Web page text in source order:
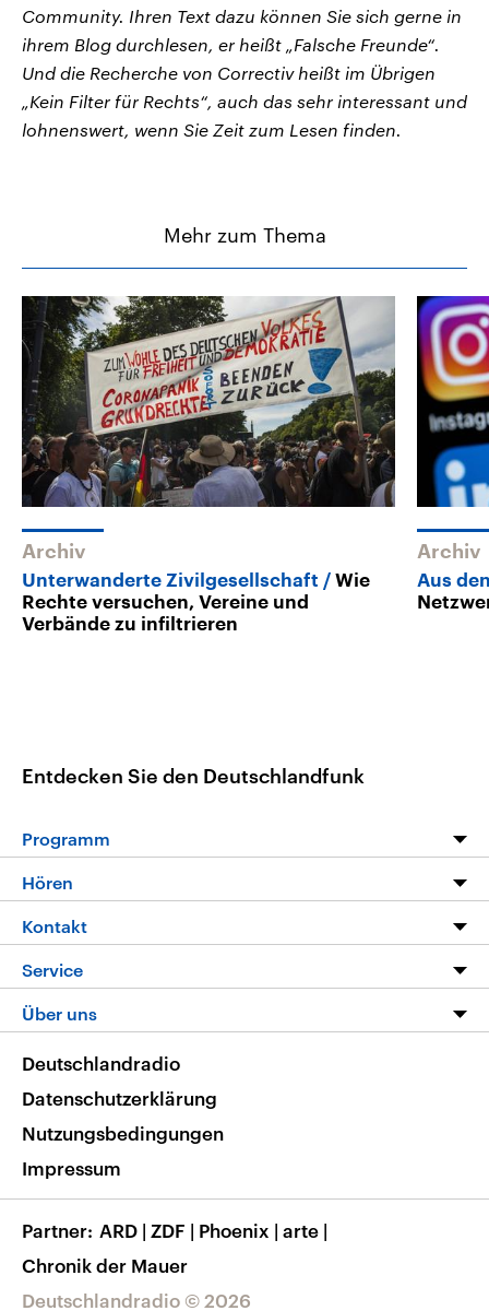
Community. Ihren Text dazu können Sie sich gerne in
ihrem Blog durchlesen, er heißt „Falsche Freunde“.
Und die Recherche von Correctiv heißt im Übrigen
„Kein Filter für Rechts“, auch das sehr interessant und
lohnenswert, wenn Sie Zeit zum Lesen finden.
Mehr zum Thema
Archiv
Unterwanderte Zivilgesellschaft
Wie
Rechte versuchen, Vereine und
Verbände zu infiltrieren
Archiv
Aus
Entdecken Sie den Deutschlandfunk
Programm
Programm
Die Nachrichten
Nachrichtenleicht
Neue Beiträge auf dlf.de
Hören
Livestream
Podcasts
Deutschlandfunk App
Nachrichten App
Frequenzen
Kontakt
Hörerservice
Service
FAQ
Veranstaltungen
Musikliste
RSS
Über uns
Barrierefreiheit
Deutschlandradio © 2026
Deutschlandradio
Datenschutzerklärung
Nutzungsbedingungen
Impressum
Partner ARD | ZDF | Phoenix | arte |
Chronik der Mauer